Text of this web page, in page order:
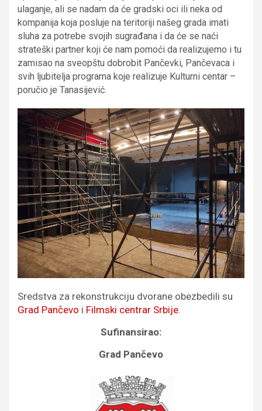
ulaganje, ali se nadam da će gradski oci ili neka od
kompanija koja posluje na teritoriji našeg grada imati
sluha za potrebe svojih sugrađana i da će se naći
strateški partner koji će nam pomoći da realizujemo i tu
zamisao na sveopštu dobrobit Pančevki, Pančevaca i
svih ljubitelja programa koje realizuje Kulturni centar –
poručio je Tanasijević.
Sredstva za rekonstrukciju dvorane obezbedili su
Grad Pančevo i Filmski centrar Srbije.
Sufinansirao:
Grad Pančevo